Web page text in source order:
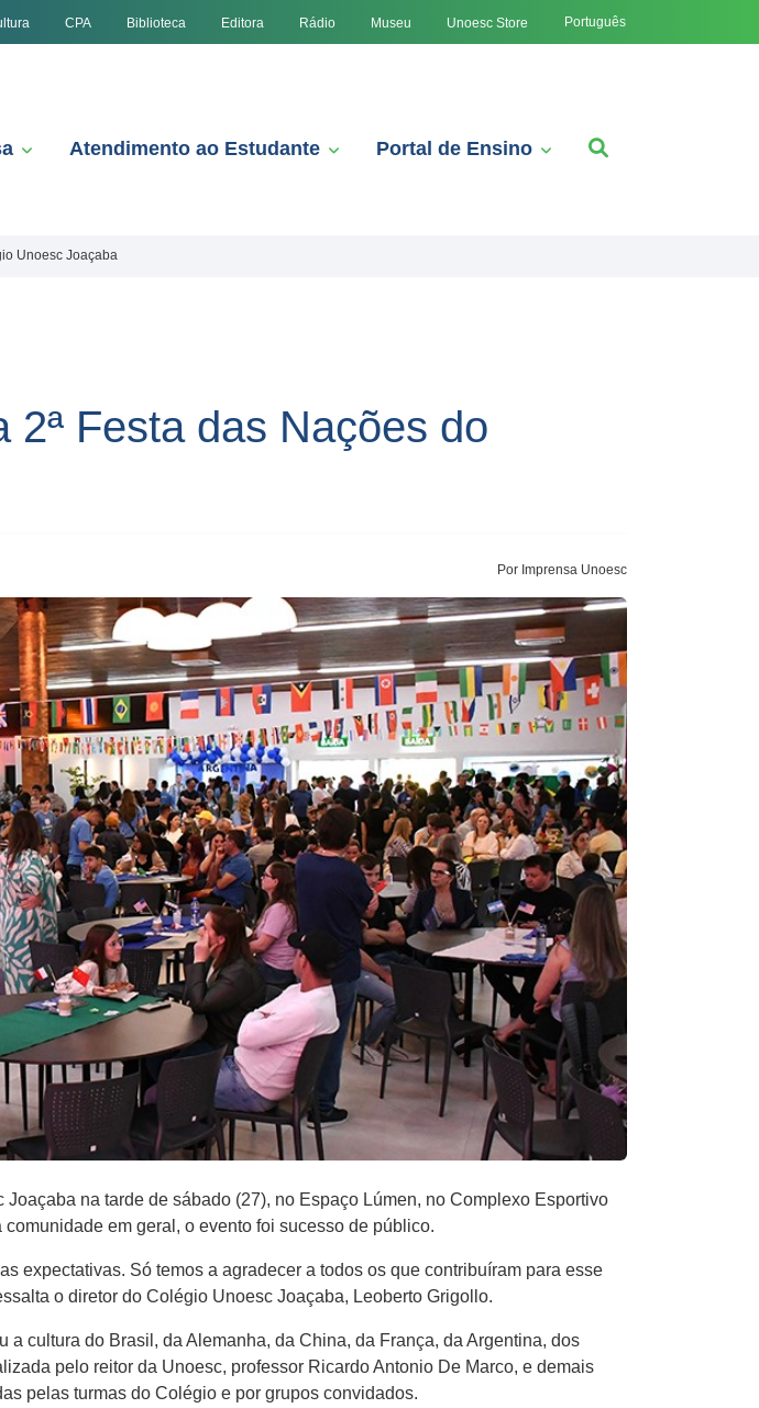
CPA Biblioteca Editora Rádio Museu Unoesc Store Português
Atendimento ao Estudante Portal de Ensino
Unoesc Joaçaba
Festa das Nações do
Por Imprensa Unoesc
na tarde de sábado (27), no Espaço Lúmen, no Complexo Esportivo
em geral, o evento foi sucesso de público.
expectativas. Só temos a agradecer a todos os que contribuíram para esse
o diretor do Colégio Unoesc Joaçaba, Leoberto Grigollo.
cultura do Brasil, da Alemanha, da China, da França, da Argentina, dos
pelo reitor da Unoesc, professor Ricardo Antonio De Marco, e demais
pelas turmas do Colégio e por grupos convidados.